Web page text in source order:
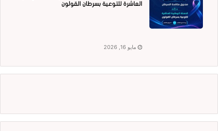
العاشرة للتوعية بسرطان القولون
مايو 16, 2026